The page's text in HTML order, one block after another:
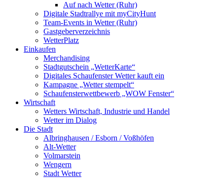
Auf nach Wetter (Ruhr)
Digitale Stadtrallye mit myCityHunt
Team-Events in Wetter (Ruhr)
Gastgeberverzeichnis
WetterPlatz
Einkaufen
Merchandising
Stadtgutschein „WetterKarte“
Digitales Schaufenster Wetter kauft ein
Kampagne „Wetter stempelt“
Schaufensterwettbewerb „WOW Fenster“
Wirtschaft
Wetters Wirtschaft, Industrie und Handel
Wetter im Dialog
Die Stadt
Albringhausen / Esborn / Voßhöfen
Alt-Wetter​
Volmarstein
Wengern
Stadt Wetter